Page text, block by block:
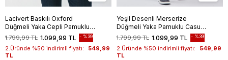
Lacivert Baskılı Oxford
Düğmeli Yaka Cepli Pamuklu
Casual Slim Fit Dar Kesim
Tişört 1011240177
1.099,99 TL
1.799,99 TL %39
2.Üründe %50 indirimli fiyatı:
549,99
TL
Yeşil Desenli Merserize
Düğmeli Yaka Pamuklu Casual
Slim Fit Dar Kesim Tişört
1011240160
1.099,99 TL
1.799,99 TL %39
2.Üründe %50 indirimli fiyatı:
549,99
TL